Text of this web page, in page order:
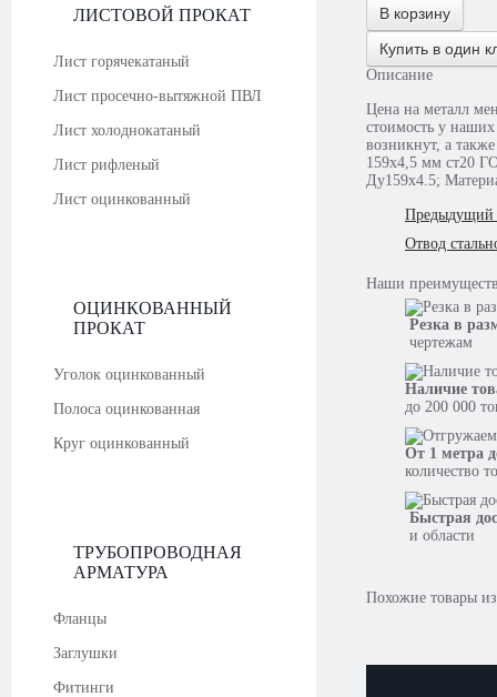
ЛИСТОВОЙ ПРОКАТ
Лист горячекатаный
Лист просечно-вытяжной ПВЛ
Лист холоднокатаный
Лист рифленый
Лист оцинкованный
ОЦИНКОВАННЫЙ
ПРОКАТ
Уголок оцинкованный
Полоса оцинкованная
Круг оцинкованный
ТРУБОПРОВОДНАЯ
АРМАТУРА
Фланцы
Заглушки
Фитинги
В корзину
Купить в один
Описание
Цена на металл меняется
стоимость у
возникнут, а
159х4,5 мм ст20
Ду159х4.5;
Предыдущий
Отвод
Наши
Резка в
чертежам
Наличие
до 200 000
От 1 метра
количество
Быстрая
и области
Похожие товары